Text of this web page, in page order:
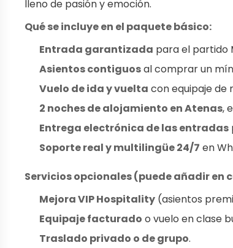
lleno de pasión y emoción.
Qué se incluye en el paquete básico:
Entrada garantizada para el partido
Asientos contiguos al comprar un
Vuelo de ida y vuelta con equipaje de
2 noches de alojamiento en Atenas,
Entrega electrónica de las entradas
Soporte real y multilingüe 24/7 en
Servicios opcionales (puede añadir en
Mejora VIP Hospitality (asientos
Equipaje facturado o vuelo en clase
Traslado privado o de grupo.